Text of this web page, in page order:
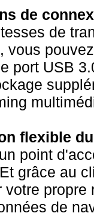
de
de
vous
port USB
flexible
point
grâce au
votre propre
de